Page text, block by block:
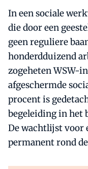
In een sociale
die door een
geen reguliere
honderdduizend
zogeheten WSW-
afgeschermde
procent is
begeleiding in het
De wachtlijst voor
permanent rond